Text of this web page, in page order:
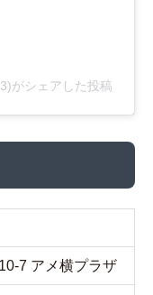
がシェアした投稿
7 アメ横プラザ